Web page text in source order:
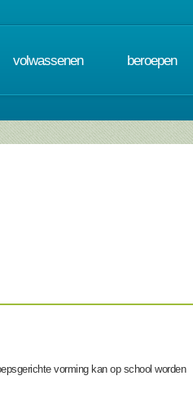
volwassenen beroepen
vorming kan op school worden